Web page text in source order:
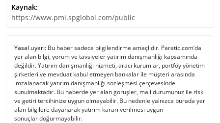
Kaynak:
https://www.pmi.spglobal.com/public
Yasal uyarı: Bu haber sadece bilgilendirme amaçlıdır. Paratic.com’da
yer alan bilgi, yorum ve tavsiyeler yatırım danışmanlığı kapsamında
değildir. Yatırım danışmanlığı hizmeti, aracı kurumlar, portföy yönetim
şirketleri ve mevduat kabul etmeyen bankalar ile müşteri arasında
imzalanacak yatırım danışmanlığı sözleşmesi çerçevesinde
sunulmaktadır. Bu haberde yer alan görüşler, mali durumunuz ile risk
ve getiri tercihinize uygun olmayabilir. Bu nedenle yalnızca burada yer
alan bilgilere dayanarak yatırım kararı verilmesi uygun
sonuçlar doğurmayabilir.